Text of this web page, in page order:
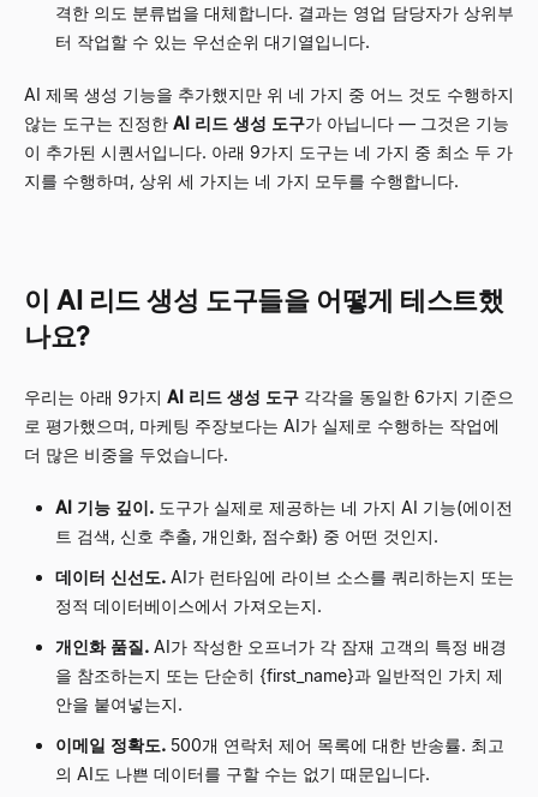
격한 의도 분류법을 대체합니다. 결과는 영업 담당자가 상위부
터 작업할 수 있는 우선순위 대기열입니다.
AI 제목 생성 기능을 추가했지만 위 네 가지 중 어느 것도 수행하지
않는 도구는 진정한 AI 리드 생성 도구가 아닙니다 — 그것은 기능
이 추가된 시퀀서입니다. 아래 9가지 도구는 네 가지 중 최소 두 가
지를 수행하며, 상위 세 가지는 네 가지 모두를 수행합니다.
이 AI 리드 생성 도구들을 어떻게 테스트했
나요?
우리는 아래 9가지 AI 리드 생성 도구 각각을 동일한 6가지 기준으
로 평가했으며, 마케팅 주장보다는 AI가 실제로 수행하는 작업에
더 많은 비중을 두었습니다.
AI 기능 깊이. 도구가 실제로 제공하는 네 가지 AI 기능(에이전
트 검색, 신호 추출, 개인화, 점수화) 중 어떤 것인지.
데이터 신선도. AI가 런타임에 라이브 소스를 쿼리하는지 또는
정적 데이터베이스에서 가져오는지.
개인화 품질. AI가 작성한 오프너가 각 잠재 고객의 특정 배경
을 참조하는지 또는 단순히 {first_name}과 일반적인 가치 제
안을 붙여넣는지.
이메일 정확도. 500개 연락처 제어 목록에 대한 반송률. 최고
의 AI도 나쁜 데이터를 구할 수는 없기 때문입니다.